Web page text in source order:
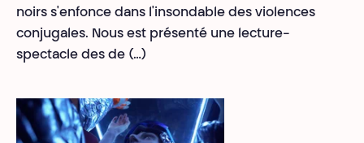
noirs s'enfonce dans l'insondable des violences
conjugales. Nous est présenté une lecture-
spectacle des de (…)